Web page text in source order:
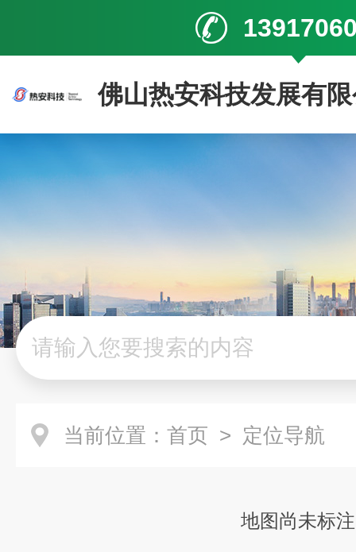
佛山热安科技发展有
当前位置： 首页 > 定位导航
地图尚未标注